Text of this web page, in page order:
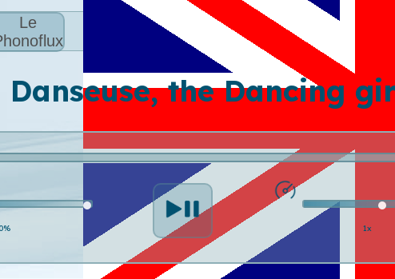
Le
Danseuse, the Dancing
1x